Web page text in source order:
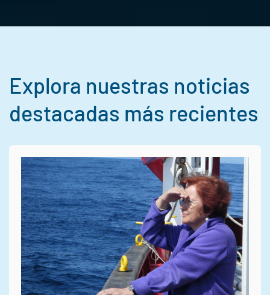
Explora nuestras noticias
destacadas más recientes